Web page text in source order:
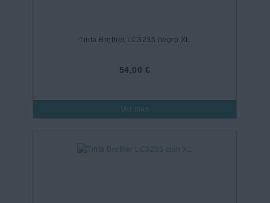
Tinta Brother LC3235 negro XL
54,00 €
Ver más